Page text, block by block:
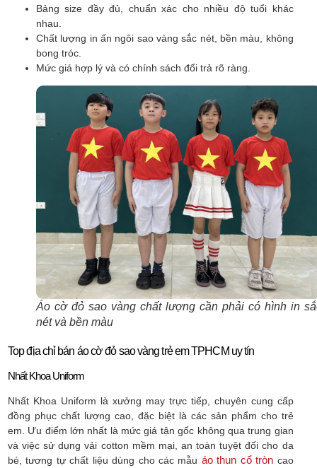
Bảng size đầy đủ, chuẩn xác cho nhiều độ tuổi khác
nhau.
Chất lượng in ấn ngôi sao vàng sắc nét, bền màu, không
bong tróc.
Mức giá hợp lý và có chính sách đổi trả rõ ràng.
Áo cờ đỏ sao vàng chất lượng cần phải có hình in
nét và bền màu
Top địa chỉ bán áo cờ đỏ sao vàng trẻ em TPHCM uy tín
Nhất Khoa Uniform
Nhất Khoa Uniform là xưởng may trực tiếp, chuyên cung cấp
đồng phục chất lượng cao, đặc biệt là các sản phẩm cho trẻ
em. Ưu điểm lớn nhất là mức giá tận gốc không qua trung gian
và việc sử dụng vải cotton mềm mại, an toàn tuyệt đối cho da
bé, tương tự chất liệu dùng cho các mẫu áo thun cổ tròn cao